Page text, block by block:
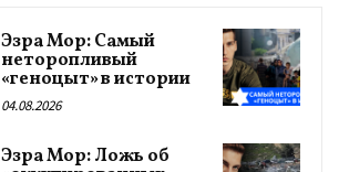
Эзра Мор: Самый
неторопливый
«геноцыт» в истории
04.08.2026
Эзра Мор: Ложь об